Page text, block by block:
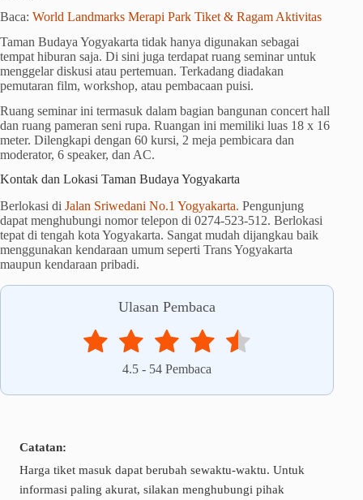
Baca: World Landmarks Merapi Park Tiket & Ragam Aktivitas
Taman Budaya Yogyakarta tidak hanya digunakan sebagai
tempat hiburan saja. Di sini juga terdapat ruang seminar untuk
menggelar diskusi atau pertemuan. Terkadang diadakan
pemutaran film, workshop, atau pembacaan puisi.
Ruang seminar ini termasuk dalam bagian bangunan concert hall
dan ruang pameran seni rupa. Ruangan ini memiliki luas 18 x 16
meter. Dilengkapi dengan 60 kursi, 2 meja pembicara dan
moderator, 6 speaker, dan AC.
Kontak dan Lokasi Taman Budaya Yogyakarta
Berlokasi di Jalan Sriwedani No.1 Yogyakarta. Pengunjung
dapat menghubungi nomor telepon di 0274-523-512. Berlokasi
tepat di tengah kota Yogyakarta. Sangat mudah dijangkau baik
menggunakan kendaraan umum seperti Trans Yogyakarta
maupun kendaraan pribadi.
Ulasan Pembaca
4.5 - 54 Pembaca
Catatan:
Harga tiket masuk dapat berubah sewaktu-waktu. Untuk
informasi paling akurat, silakan menghubungi pihak